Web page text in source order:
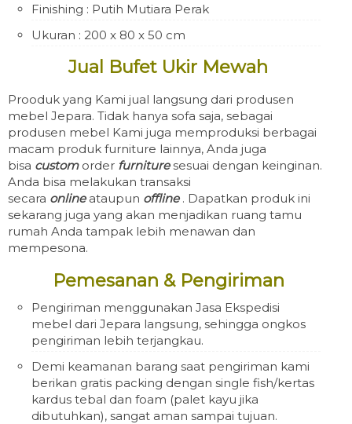
Finishing : Putih Mutiara Perak
Ukuran : 200 x 80 x 50 cm
Jual Bufet Ukir Mewah
Prooduk yang Kami jual langsung dari produsen
mebel Jepara. Tidak hanya sofa saja, sebagai
produsen mebel Kami juga memproduksi berbagai
macam produk furniture lainnya, Anda juga
bisa customorder furnituresesuai dengan keinginan.
Anda bisa melakukan transaksi
secara onlineataupun offline. Dapatkan produk ini
sekarang juga yang akan menjadikan ruang tamu
rumah Anda tampak lebih menawan dan
mempesona.
Pemesanan & Pengiriman
Pengiriman menggunakan Jasa Ekspedisi
mebel dari Jepara langsung, sehingga ongkos
pengiriman lebih terjangkau.
Demi keamanan barang saat pengiriman kami
berikan gratis packing dengan single fish/kertas
kardus tebal dan foam (palet kayu jika
dibutuhkan), sangat aman sampai tujuan.